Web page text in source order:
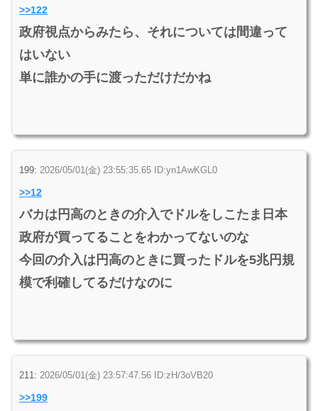
>>122
政府視点からみたら、それについては間違って
はいない
単に誰かの手に渡っただけだかね
199: 2026/05/01(金) 23:55:35.65 ID:yn1AwKGL0
>>12
バカは円高のときの介入でドルをしこたま日本
政府が買ってることをわかってないのな
今回の介入は円高のときに買ったドルを5兆円規
模で利確してるだけなのに
211: 2026/05/01(金) 23:57:47.56 ID:zH/3oVB20
>>199